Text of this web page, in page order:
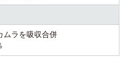
ムラを吸収合併